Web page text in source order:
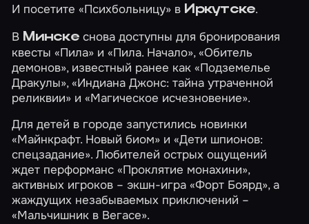
И посетите«Психбольницу» в Иркутске.
В Минскеснова доступны для бронирования
квесты«Пила» и«Пила. Начало»,«Обитель
демонов», известный ранее как «Подземелье
Дракулы»,«Индиана Джонс: тайна утраченной
реликвии» и«Магическое исчезновение».
Для детей в городе запустились новинки
«Майнкрафт. Новый биом» и«Дети шпионов:
спецзадание». Любителей острых ощущений
ждет перформанс«Проклятие монахини»,
активных игроков – экшн-игра«Форт Боярд», а
жаждущих незабываемых приключений –
«Мальчишник в Вегасе».